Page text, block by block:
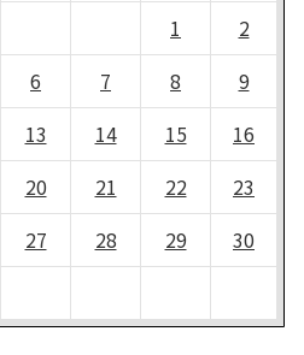
1
2
6 7 8
9
13 14 15
16
20 21 22
23
27 28 29
30